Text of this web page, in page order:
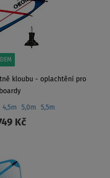
kloubu - oplachtění pro
4,5m 5,0m 5,5m
Kč